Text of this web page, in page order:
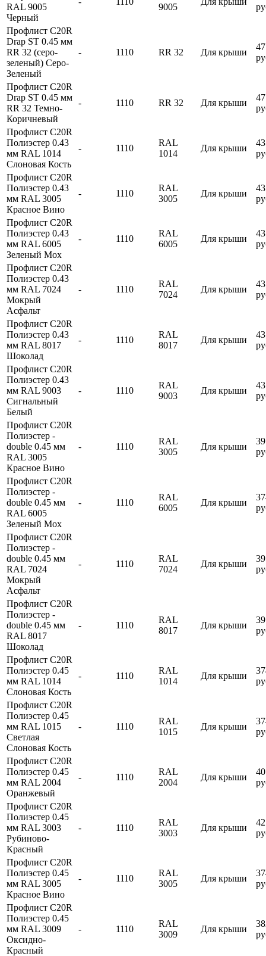
RAL 9005
Черный
9005
Профлист С20R
Drap ST 0.45 мм
RR 32 (серо-
зеленый) Серо-
Зеленый
- 1110 RR 32 Для крыши
Профлист С20R
Drap ST 0.45 мм
RR 32 Темно-
Коричневый
- 1110 RR 32 Для крыши
Профлист С20R
Полиэстер 0.43
мм RAL 1014
Слоновая Кость
- 1110
RAL
1014
Для крыши
Профлист С20R
Полиэстер 0.43
мм RAL 3005
Красное Вино
- 1110
RAL
3005
Для крыши
Профлист С20R
Полиэстер 0.43
мм RAL 6005
Зеленый Мох
- 1110
RAL
6005
Для крыши
Профлист С20R
Полиэстер 0.43
мм RAL 7024
Мокрый
Асфальт
- 1110
RAL
7024
Для крыши
Профлист С20R
Полиэстер 0.43
мм RAL 8017
Шоколад
- 1110
RAL
8017
Для крыши
Профлист С20R
Полиэстер 0.43
мм RAL 9003
Сигнальный
Белый
- 1110
RAL
9003
Для крыши
Профлист С20R
Полиэстер -
double 0.45 мм
RAL 3005
Красное Вино
- 1110
RAL
3005
Для крыши
Профлист С20R
Полиэстер -
double 0.45 мм
RAL 6005
Зеленый Мох
- 1110
RAL
6005
Для крыши
Профлист С20R
Полиэстер -
double 0.45 мм
RAL 7024
Мокрый
Асфальт
- 1110
RAL
7024
Для крыши
Профлист С20R
Полиэстер -
double 0.45 мм
RAL 8017
Шоколад
- 1110
RAL
8017
Для крыши
Профлист С20R
Полиэстер 0.45
мм RAL 1014
Слоновая Кость
- 1110
RAL
1014
Для крыши
Профлист С20R
Полиэстер 0.45
мм RAL 1015
Светлая
Слоновая Кость
- 1110
RAL
1015
Для крыши
Профлист С20R
Полиэстер 0.45
мм RAL 2004
Оранжевый
- 1110
RAL
2004
Для крыши
Профлист С20R
Полиэстер 0.45
мм RAL 3003
Рубиново-
Красный
- 1110
RAL
3003
Для крыши
Профлист С20R
Полиэстер 0.45
мм RAL 3005
Красное Вино
- 1110
RAL
3005
Для крыши
Профлист С20R
Полиэстер 0.45
мм RAL 3009
Оксидно-
Красный
- 1110
RAL
3009
Для крыши